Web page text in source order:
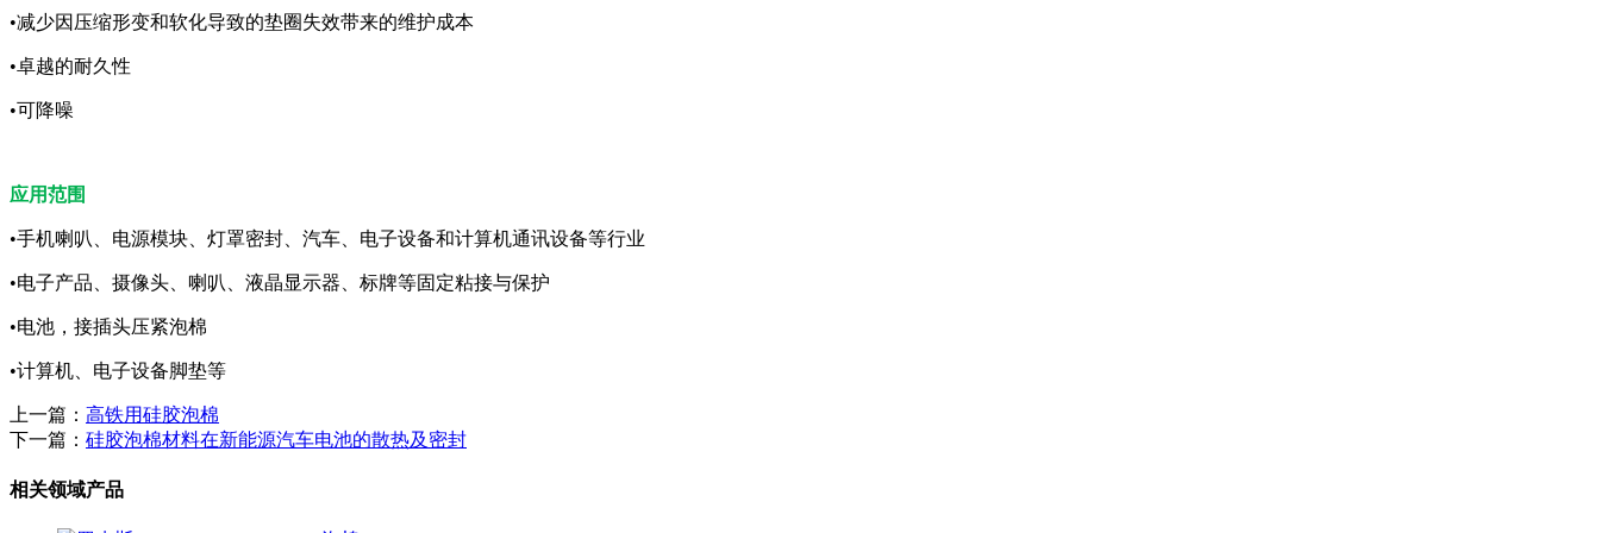
•减少因压缩形变和软化导致的垫圈失效带来的维护成本
•卓越的耐久性
•可降噪
应用范围
•手机喇叭、电源模块、灯罩密封、汽车、电子设备和计算机通讯设备等行业
•电子产品、摄像头、喇叭、液晶显示器、标牌等固定粘接与保护
•电池，接插头压紧泡棉
•计算机、电子设备脚垫等
上一篇： 高铁用硅胶泡棉
下一篇： 硅胶泡棉材料在新能源汽车电池的散热及密封
相关领域产品